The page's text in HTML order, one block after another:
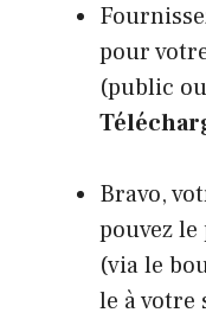
pour
(public
Bravo,
pouvez
(via le
le à votre